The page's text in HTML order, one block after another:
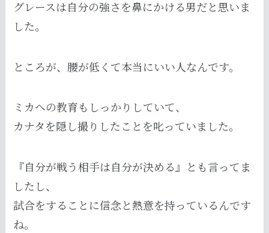
グレースは自分の強さを鼻にかける男だと思いま
した。
ところが、腰が低くて本当にいい人なんです。
ミカへの教育もしっかりしていて、
カナタを隠し撮りしたことを叱っていました。
『自分が戦う相手は自分が決める』とも言ってま
したし、
試合をすることに信念と熱意を持っているんです
ね。